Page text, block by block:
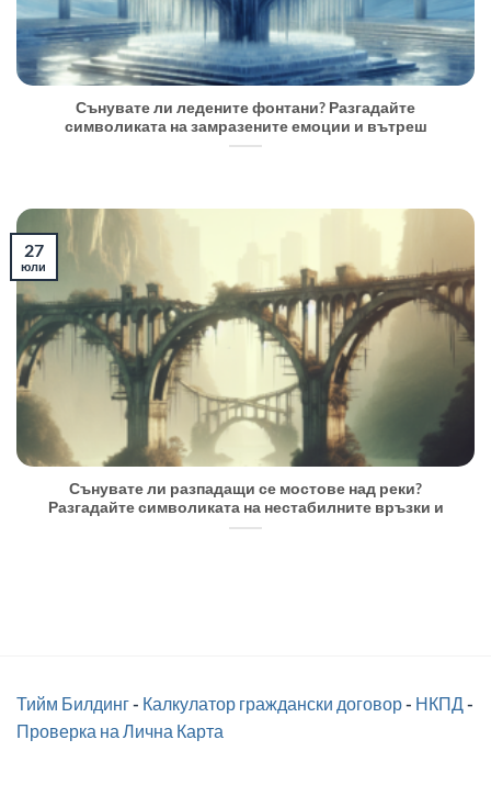
Сънувате ли ледените фонтани? Разгадайте
символиката на замразените емоции и вътреш
Сънувате ли разпадащи се мостове над реки?
Разгадайте символиката на нестабилните връзки и
27
юли
Тийм Билдинг- Калкулатор граждански договор- НКПД-
Проверка на Лична Карта